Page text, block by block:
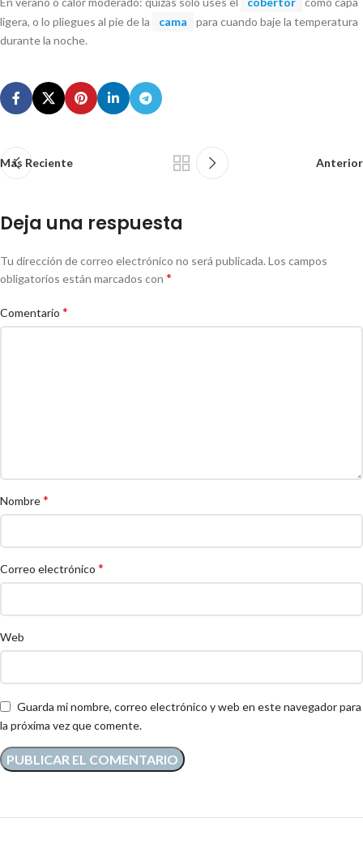
ligera, o lo pliegues al pie de la
cama
para cuando baje la temperatura
durante la noche.
Más Reciente Anterior
Deja una respuesta
Tu dirección de correo electrónico no será publicada. Los campos
obligatorios están marcados con *
Comentario *
Nombre*
Correo electrónico *
Web
Guarda mi nombre, correo electrónico y web en este navegador para
la próxima vez que comente.